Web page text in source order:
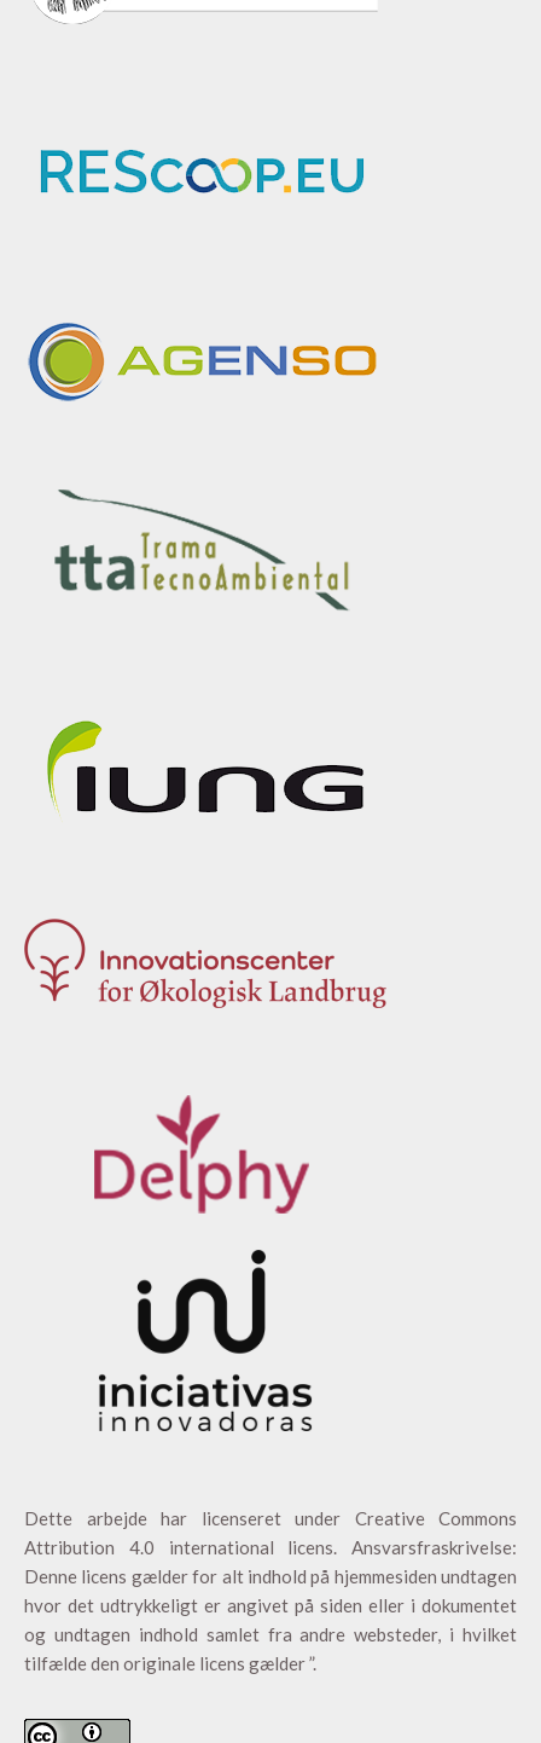
Dette arbejde har licenseret under Creative Commons
Attribution 4.0 international licens. Ansvarsfraskrivelse:
Denne licens gælder for alt indhold på hjemmesiden undtagen
hvor det udtrykkeligt er angivet på siden eller i dokumentet
og undtagen indhold samlet fra andre websteder, i hvilket
tilfælde den originale licens gælder ”.